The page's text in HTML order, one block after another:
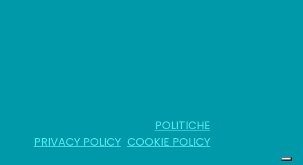
POLITICHE
PRIVACY POLICY COOKIE POLICY